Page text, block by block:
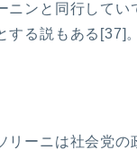
ニンと同行してい
する説もある[37]。
リーニは社会党の